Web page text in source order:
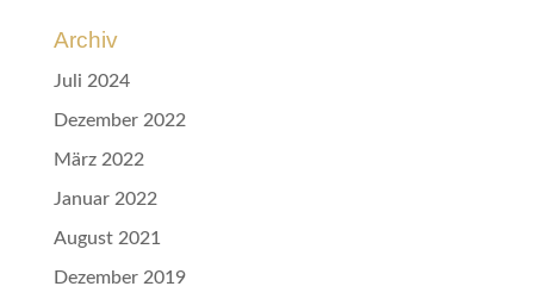
Archiv
Juli 2024
Dezember 2022
März 2022
Januar 2022
August 2021
Dezember 2019